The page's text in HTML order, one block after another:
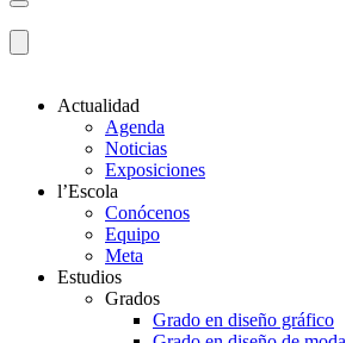
Actualidad
Agenda
Noticias
Exposiciones
l’Escola
Conócenos
Equipo
Meta
Estudios
Grados
Grado en diseño gráfico